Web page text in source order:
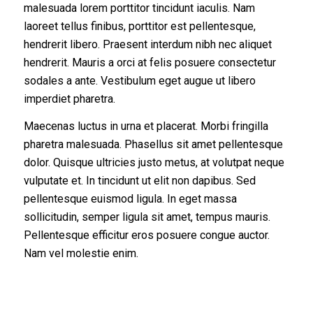
malesuada lorem porttitor tincidunt iaculis. Nam
laoreet tellus finibus, porttitor est pellentesque,
hendrerit libero. Praesent interdum nibh nec aliquet
hendrerit. Mauris a orci at felis posuere consectetur
sodales a ante. Vestibulum eget augue ut libero
imperdiet pharetra.
Maecenas luctus in urna et placerat. Morbi fringilla
pharetra malesuada. Phasellus sit amet pellentesque
dolor. Quisque ultricies justo metus, at volutpat neque
vulputate et. In tincidunt ut elit non dapibus. Sed
pellentesque euismod ligula. In eget massa
sollicitudin, semper ligula sit amet, tempus mauris.
Pellentesque efficitur eros posuere congue auctor.
Nam vel molestie enim.